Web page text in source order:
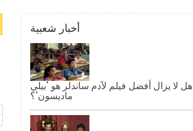
أخبار شعبية
هل لا يزال أفضل فيلم لآدم ساندلر هو 'بيلي
ماديسون'؟